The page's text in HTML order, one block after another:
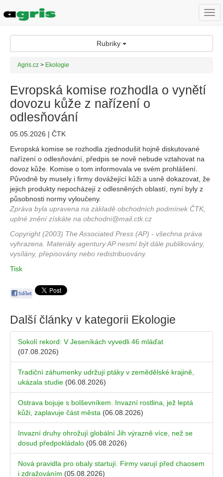
Rubriky
Agris.cz > Ekologie
Evropská komise rozhodla o vynětí
dovozu kůže z nařízení o
odlesňování
05.05.2026 | ČTK
Evropská komise se rozhodla zjednodušit hojně diskutované
nařízení o odlesňování, předpis se nově nebude vztahovat na
dovoz kůže. Komise o tom informovala ve svém prohlášení.
Původně by musely i firmy dovážející kůži a usně dokazovat, že
jejich produkty nepocházejí z odlesněných oblastí, nyní byly z
působnosti normy vyloučeny.
Zpráva byla upravena na základě obchodních podmínek ČTK,
uplné znění získáte na obchodni@mail.ctk.cz
Copyright (2003) The Associated Press (AP) - všechna práva
vyhrazena. Materiály agentury AP nesmí být dále publikovány,
vysílány, přepisovány nebo redistribuovány.
Tisk
Další články v kategorii Ekologie
Sokolí rekord: V Jeseníkách vyvedli 46 mláďat
(07.08.2026)
Tradiční záhumenky udržují ptáky v zemědělské krajině,
ukázala studie (06.08.2026)
Ostrava bojuje s bolševníkem. Invazní rostlina, jež leptá
kůži, zaplavuje část města (06.08.2026)
Invazní druhy ohrožují globální Jih výrazně více, než se
dosud předpokládalo (05.08.2026)
Nová pravidla pro obaly startují. Firmy varují před chaosem
i zdražováním (05.08.2026)